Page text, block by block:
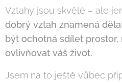
Vztahy jsou skvělé – ale
dobrý vztah znamená
být ochotná sdílet
ovlivňovat váš život.
Jsem na to ještě vůbec